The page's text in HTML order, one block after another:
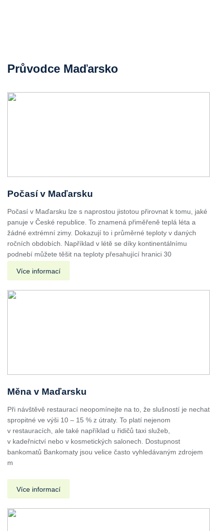
Průvodce Maďarsko
Počasí v Maďarsku
Počasí v Maďarsku lze s naprostou jistotou přirovnat k tomu, jaké
panuje v České republice. To znamená přiměřeně teplá léta a
žádné extrémní zimy. Dokazují to i průměrné teploty v daných
ročních obdobích. Například v létě se díky kontinentálnímu
podnebí můžete těšit na teploty přesahující hranici 30
Více informací
Měna v Maďarsku
Při návštěvě restaurací neopomínejte na to, že slušností je nechat
spropitné ve výši 10 – 15 % z útraty. To platí nejenom
v restauracích, ale také například u řidičů taxi služeb,
v kadeřnictví nebo v kosmetických salonech. Dostupnost
bankomatů Bankomaty jsou velice často vyhledávaným zdrojem
m
Více informací